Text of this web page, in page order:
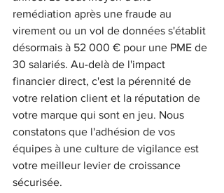
remédiation après une fraude au
virement ou un vol de données s'établit
désormais à 52 000 € pour une PME de
30 salariés. Au-delà de l'impact
financier direct, c'est la pérennité de
votre relation client et la réputation de
votre marque qui sont en jeu. Nous
constatons que l'adhésion de vos
équipes à une culture de vigilance est
votre meilleur levier de croissance
sécurisée.